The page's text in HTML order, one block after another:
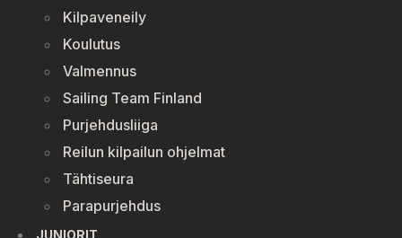
Kilpaveneily
Koulutus
Valmennus
Sailing Team Finland
Purjehdusliiga
Reilun kilpailun ohjelmat
Tähtiseura
Parapurjehdus
JUNIORIT